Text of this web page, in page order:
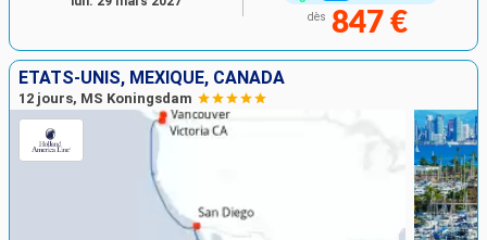
dès 847 €
ÉTATS-UNIS, MEXIQUE, CANADA
12 jours, MS Koningsdam